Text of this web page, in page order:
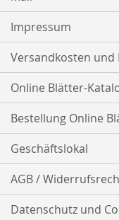
Impressum
Versandkosten und
Online Blätter-
Bestellung Online
Geschäftslokal
AGB /
Datenschutz und